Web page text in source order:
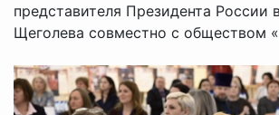
представителя Президента
Щеголева совместно с обществом